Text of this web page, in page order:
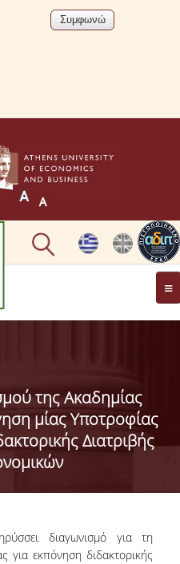
ΤΜΗΜΑΤΟΣ
Γ' ΛΥΚΕΙΟΥ
της Ακαδημίας
μίας Υποτροφίας
Διατριβής
διαγωνισμόγιατη
γιαεκπόνηση διδακτορικής